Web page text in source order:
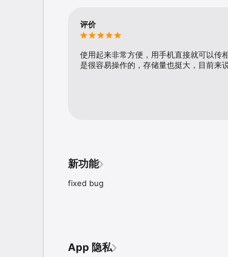
评价
使用起来非常方便，用手机直接就可以传
是很容易操作的，存储量也挺大，目前来
新功能
fixed bug
App 隐私